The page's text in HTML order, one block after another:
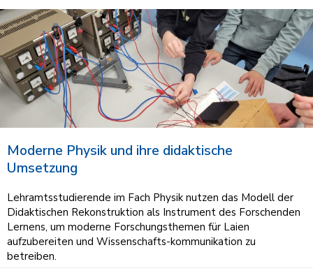
Moderne Physik und ihre didaktische
Umsetzung
Lehramtsstudierende im Fach Physik nutzen das Modell der
Didaktischen Rekonstruktion als Instrument des Forschenden
Lernens, um moderne Forschungsthemen für Laien
aufzubereiten und Wissenschafts-kommunikation zu
betreiben.